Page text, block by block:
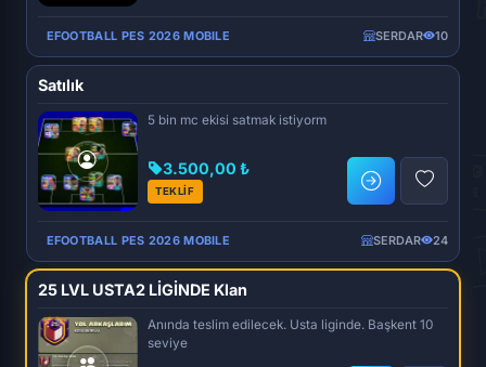
EFOOTBALL PES 2026 MOBILE SERDAR 10
Satılık
5 bin mc ekisi satmak istiyorm
3.500,00 ₺
TEKLİF
EFOOTBALL PES 2026 MOBILE SERDAR 24
25 LVL USTA2 LİGİNDE Klan
Anında teslim edilecek. Usta liginde. Başkent 10
seviye